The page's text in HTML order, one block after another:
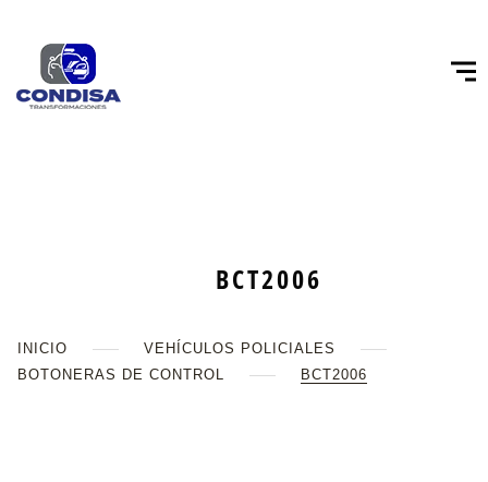
INICIO
VEHÍCULOS POLICIALES
BOTONERAS DE CONTROL
BCT2006
BCT2006